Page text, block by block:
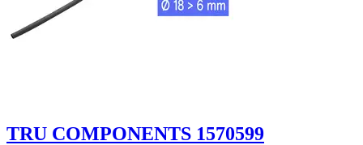
TRU COMPONENTS 1570599